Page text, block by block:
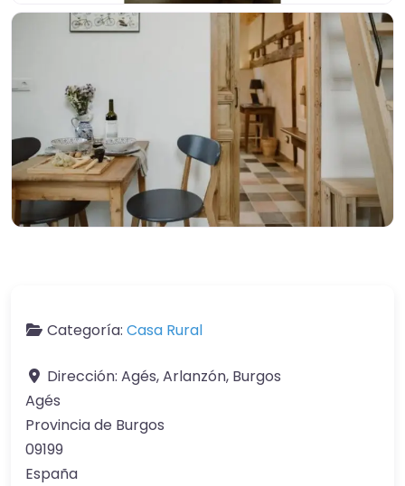
Categoría: Casa Rural
Dirección: Agés, Arlanzón, Burgos
Agés
Provincia de Burgos
09199
España